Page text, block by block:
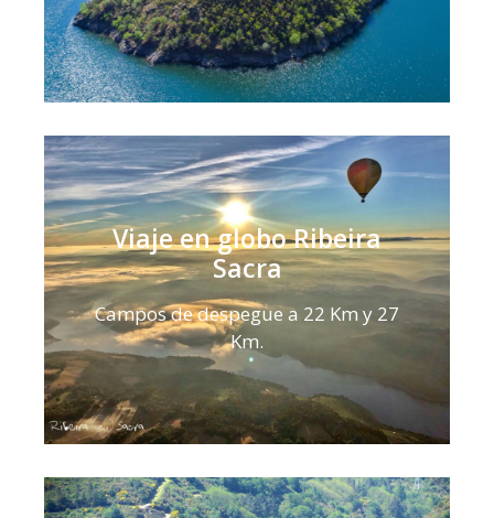
Viaje en globo Ribeira
Sacra
Campos de despegue a 22 Km y 27
Km.